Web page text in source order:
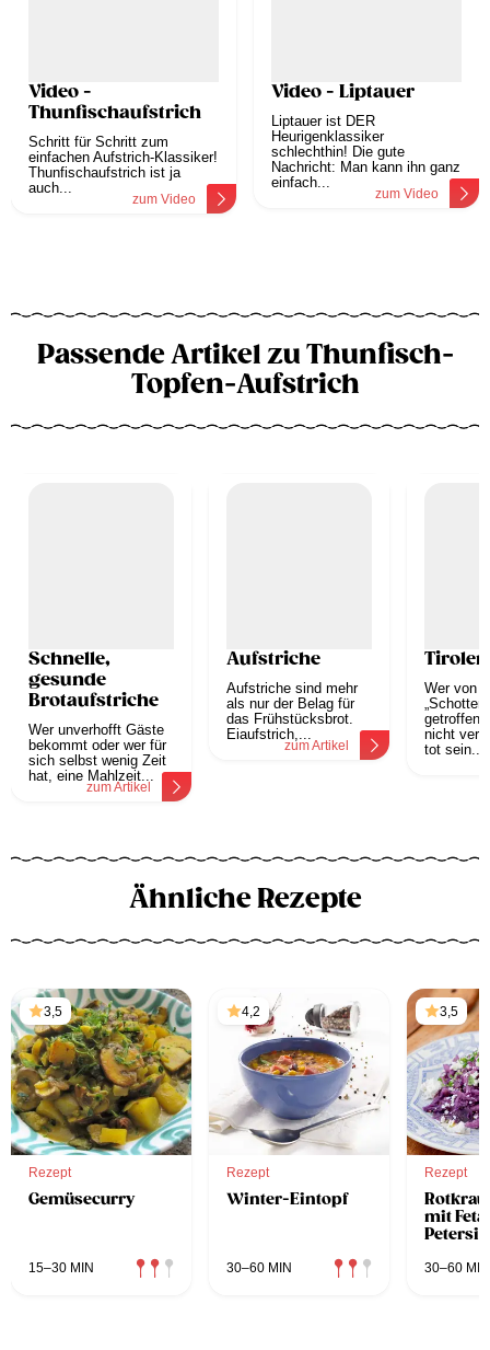
Video -
Thunfischaufstrich
Schritt für Schritt zum
einfachen Aufstrich-Klassiker!
Thunfischaufstrich ist ja
auch...
zum Video
Video - Liptauer
Liptauer ist DER
Heurigenklassiker
schlechthin! Die gute
Nachricht: Man kann ihn ganz
einfach...
zum Video
Passende Artikel zu Thunfisch-
Topfen-Aufstrich
Schnelle,
gesunde
Brotaufstriche
Wer unverhofft Gäste
bekommt oder wer für
sich selbst wenig Zeit
hat, eine Mahlzeit...
zum Artikel
Aufstriche
Aufstriche sind mehr
als nur der Belag für
das Frühstücksbrot.
Eiaufstrich,...
zum Artikel
Tiroler
Wer von
getroffen
nicht
tot sein....
Ähnliche Rezepte
3,5
Rezept
Gemüsecurry
15–30 MIN
4,2
Rezept
Winter-Eintopf
30–60 MIN
3,5
Rezept
mit
30–60 MIN